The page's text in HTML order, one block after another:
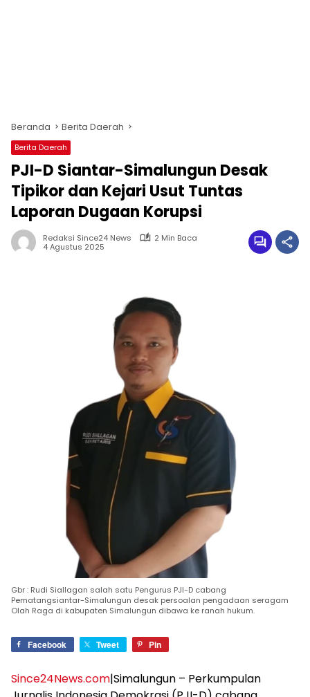
Beranda Berita Daerah
Berita Daerah
PJI-D Siantar-Simalungun Desak
Tipikor dan Kejari Usut Tuntas
Laporan Dugaan Korupsi
Redaksi Since24 News
2 Min Baca
4 Agustus 2025
Gbr : Rudi Siallagan salah satu Pengurus PJI-D cabang
Pematangsiantar-Simalungun desak persoalan pengadaan seragam
Olah Raga di kabupaten Simalungun dibawa ke ranah hukum.
Facebook Tweet Pin
Since24News.com|Simalungun – Perkumpulan